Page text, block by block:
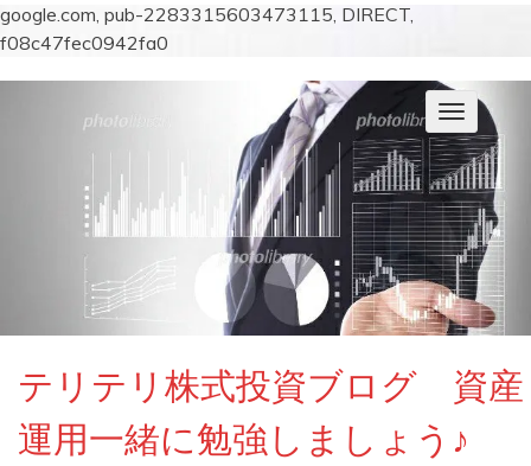
google.com, pub-2283315603473115, DIRECT,
f08c47fec0942fa0
ナ
ビ
ゲ
ー
シ
ョ
ン
を
切
り
替
テリテリ株式投資ブログ 資産
運用一緒に勉強しましょう♪